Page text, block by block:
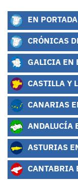
EN PORTADA
CRÓNICAS
GALICIA EN
CASTILLA Y
CANARIAS
ANDALUCÍA
ASTURIAS
CANTABRIA